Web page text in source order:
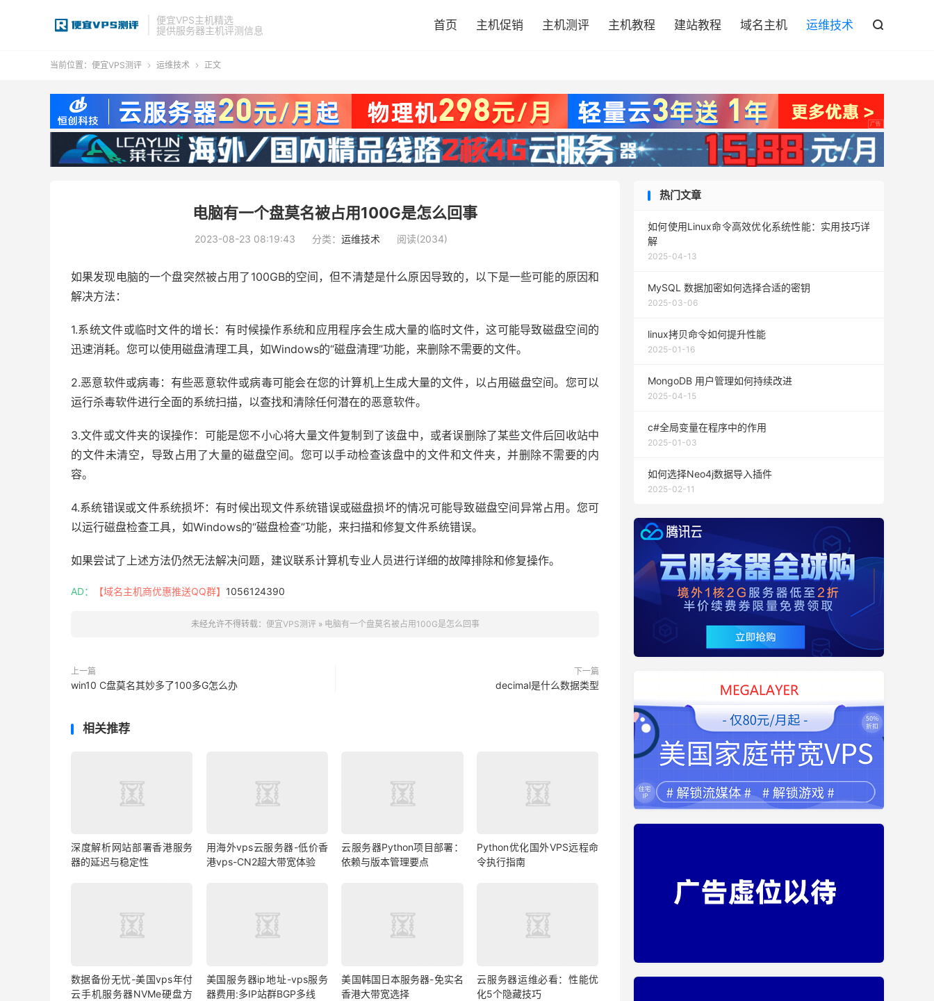
便宜VPS主机精选
提供服务器主机评测信息
首页 主机促销 主机测评 主机教程 建站教程 域名主机 运维技术 
当前位置： 便宜VPS测评  运维技术  正文
电脑有一个盘莫名被占用100G是怎么回事
2023-08-23 08:19:43 分类： 运维技术 阅读(2034)
如果发现电脑的一个盘突然被占用了100GB的空间，但不清楚是什么原因导致的，以下是一些可能的原因和
解决方法：
1.系统文件或临时文件的增长：有时候操作系统和应用程序会生成大量的临时文件，这可能导致磁盘空间的
迅速消耗。您可以使用磁盘清理工具，如Windows的“磁盘清理”功能，来删除不需要的文件。
2.恶意软件或病毒：有些恶意软件或病毒可能会在您的计算机上生成大量的文件，以占用磁盘空间。您可以
运行杀毒软件进行全面的系统扫描，以查找和清除任何潜在的恶意软件。
3.文件或文件夹的误操作：可能是您不小心将大量文件复制到了该盘中，或者误删除了某些文件后回收站中
的文件未清空，导致占用了大量的磁盘空间。您可以手动检查该盘中的文件和文件夹，并删除不需要的内
容。
4.系统错误或文件系统损坏：有时候出现文件系统错误或磁盘损坏的情况可能导致磁盘空间异常占用。您可
以运行磁盘检查工具，如Windows的“磁盘检查”功能，来扫描和修复文件系统错误。
如果尝试了上述方法仍然无法解决问题，建议联系计算机专业人员进行详细的故障排除和修复操作。
AD： 【域名主机商优惠推送QQ群】 1056124390
未经允许不得转载： 便宜VPS测评» 电脑有一个盘莫名被占用100G是怎么回事
上一篇
win10 C盘莫名其妙多了100多G怎么办
下一篇
decimal是什么数据类型
相关推荐
深度解析网站部署香港服务
器的延迟与稳定性
用海外vps云服务器-低价香
港vps-CN2超大带宽体验
云服务器Python项目部署：
依赖与版本管理要点
Python优化国外VPS远程命
令执行指南
数据备份无忧-美国vps年付
云手机服务器NVMe硬盘方
美国服务器ip地址-vps服务
器费用:多IP站群BGP多线
美国韩国日本服务器-免实名
香港大带宽选择
云服务器运维必看：性能优
化5个隐藏技巧
热门文章
如何使用Linux命令高效优化系统性能：实用技巧详
解
2025-04-13
MySQL 数据加密如何选择合适的密钥
2025-03-06
linux拷贝命令如何提升性能
2025-01-16
MongoDB 用户管理如何持续改进
2025-04-15
c#全局变量在程序中的作用
2025-01-03
如何选择Neo4j数据导入插件
2025-02-11